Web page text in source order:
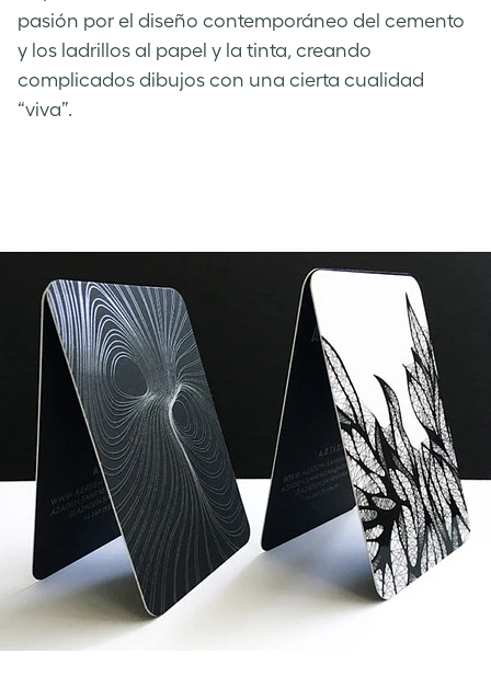
pasión por el diseño contemporáneo del cemento
y los ladrillos al papel y la tinta, creando
complicados dibujos con una cierta cualidad
“viva”.